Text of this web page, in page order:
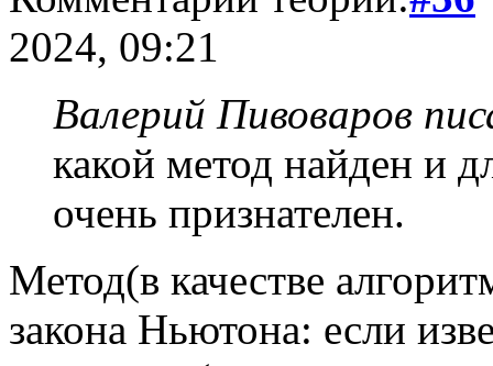
2024, 09:21
Валерий Пивоваров
какой метод найден и
очень признателен.
Метод(в качестве
закона Ньютона: если